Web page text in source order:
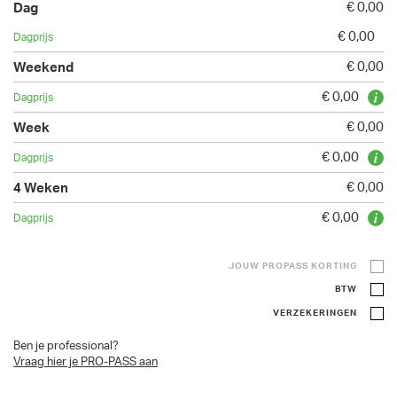
€ 0,00
€ 0,00
€ 0,00
€ 0,00
€ 0,00
€ 0,00
€ 0,00
€ 0,00
JOUW PROPASS KORTING
BTW
VERZEKERINGEN
Ben je professional?
Vraag hier je PRO-PASS aan